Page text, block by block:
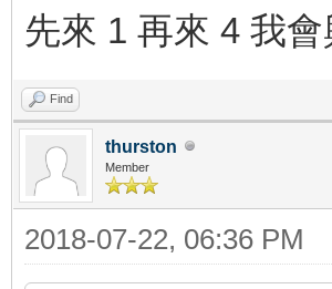
先來 1 再來 4 我
Find
thurston
Member
2018-07-22, 06:36 PM